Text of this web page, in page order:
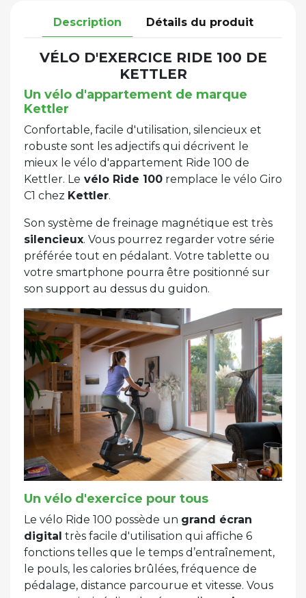
Description Détails du produit
VÉLO D'EXERCICE RIDE 100 DE
KETTLER
Un vélo d'appartement de marque
Kettler
Confortable, facile d'utilisation, silencieux et
robuste sont les adjectifs qui décrivent le
mieux le vélo d'appartement Ride 100 de
Kettler. Le vélo Ride 100 remplace le vélo Giro
C1 chez Kettler.
Son système de freinage magnétique est très
silencieux. Vous pourrez regarder votre série
préférée tout en pédalant. Votre tablette ou
votre smartphone pourra être positionné sur
son support au dessus du guidon.
Un vélo d'exercice pour tous
Le vélo Ride 100 possède un grand écran
digital très facile d'utilisation qui affiche 6
fonctions telles que le temps d’entraînement,
le pouls, les calories brûlées, fréquence de
pédalage, distance parcourue et vitesse. Vous